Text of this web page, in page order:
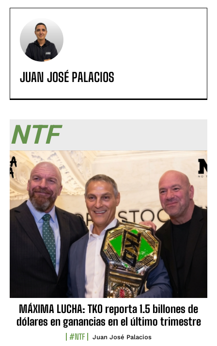
JUAN JOSÉ PALACIOS
NTF
MÁXIMA LUCHA: TKO reporta 1.5 billones de
dólares en ganancias en el último trimestre
#NTF Juan José Palacios